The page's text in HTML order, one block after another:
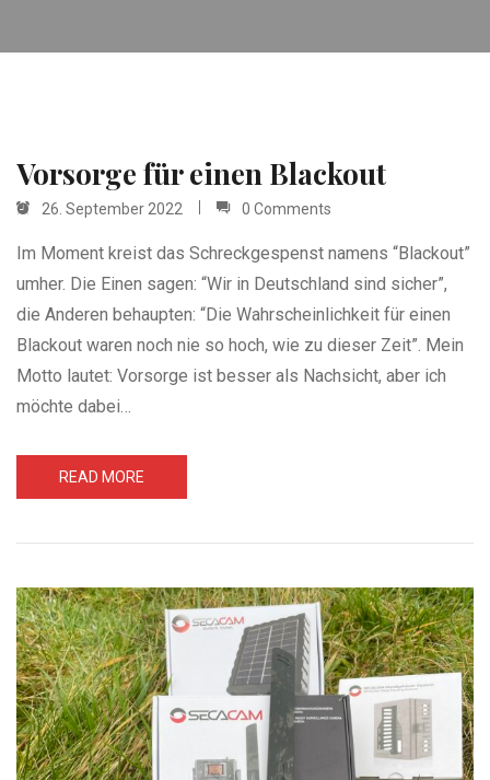
Vorsorge für einen Blackout
26. September 2022 0 Comments
Im Moment kreist das Schreckgespenst namens “Blackout”
umher. Die Einen sagen: “Wir in Deutschland sind sicher”,
die Anderen behaupten: “Die Wahrscheinlichkeit für einen
Blackout waren noch nie so hoch, wie zu dieser Zeit”. Mein
Motto lautet: Vorsorge ist besser als Nachsicht, aber ich
möchte dabei…
READ MORE